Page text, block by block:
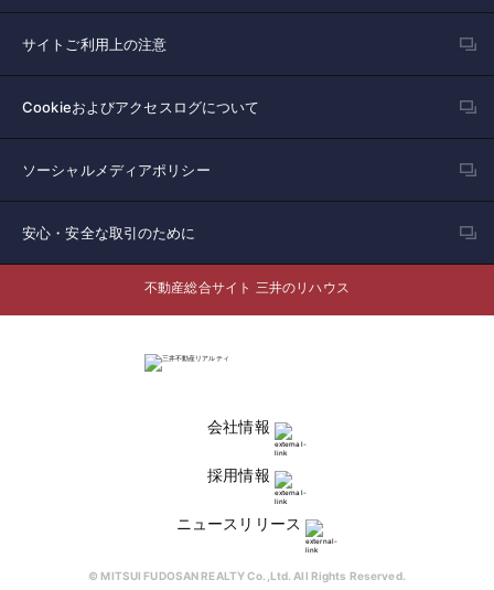
サイトご利用上の注意
Cookieおよびアクセスログについて
ソーシャルメディアポリシー
安心・安全な取引のために
不動産総合サイト 三井のリハウス
会社情報
採用情報
ニュースリリース
© MITSUI FUDOSAN REALTY Co.,Ltd. All Rights Reserved.